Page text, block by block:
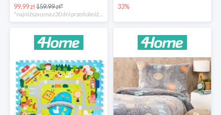
99.99 zł159.99 zł*
*najniższa cena z 30 dni przed obniżką
33%